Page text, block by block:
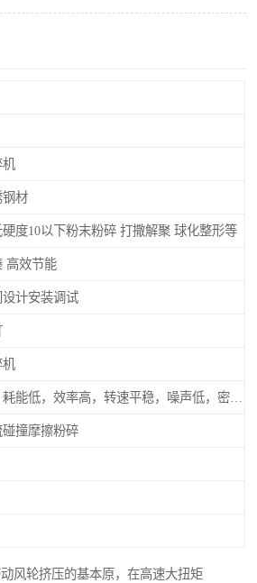
机
钢材
度10以下粉末粉碎 打撒解聚 球化整形等
高效节能
设计安装调试
机
碰撞摩擦粉碎
风轮挤压的基本原，在高速大扭矩